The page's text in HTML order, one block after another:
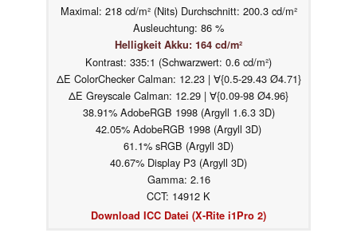
Maximal: 218 cd/m² (Nits) Durchschnitt: 200.3 cd/m²
Ausleuchtung: 86 %
Helligkeit Akku: 164 cd/m²
Kontrast: 335:1 (Schwarzwert: 0.6 cd/m²)
ΔE ColorChecker Calman: 12.23 | ∀{0.5-29.43 Ø4.71}
ΔE Greyscale Calman: 12.29 | ∀{0.09-98 Ø4.96}
38.91% AdobeRGB 1998 (Argyll 1.6.3 3D)
42.05% AdobeRGB 1998 (Argyll 3D)
61.1% sRGB (Argyll 3D)
40.67% Display P3 (Argyll 3D)
Gamma: 2.16
CCT: 14912 K
Download ICC Datei (X-Rite i1Pro 2)